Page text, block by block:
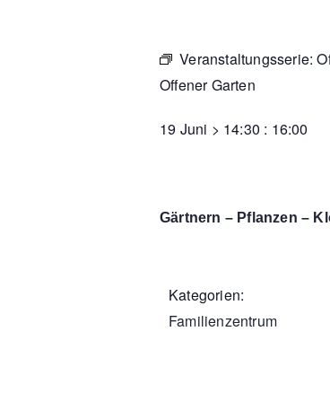
Veranstaltungsserie:
Offener Garten
19 Juni > 14:30 : 16:00
Gärtnern – Pflanzen –
Kategorien:
Familienzentrum